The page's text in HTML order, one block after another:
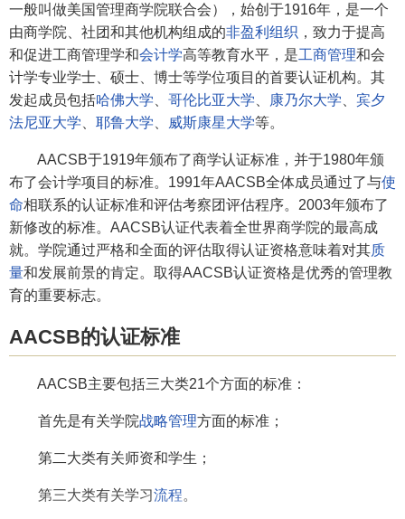
一般叫做美国管理商学院联合会），始创于1916年，是一个
由商学院、社团和其他机构组成的非盈利组织 ，致力于提高
和促进工商管理学和会计学高等教育水平，是工商管理和会
计学专业学士、硕士、博士等学位项目的首要认证机构。其
发起成员包括哈佛大学 哥伦比亚大学 康乃尔大学
宾夕
法尼亚大学
耶鲁大学 威斯康星大学等。
AACSB于1919年颁布了商学认证标准，并于1980年颁
布了会计学项目的标准。1991年AACSB全体成员通过了与使
命相联系的认证标准和评估考察团评估程序。2003年颁布了
新修改的标准。AACSB认证代表着全世界商学院的最高成
就。学院通过严格和全面的评估取得认证资格意味着对其质
量和发展前景的肯定。取得AACSB认证资格是优秀的管理教
育的重要标志。
AACSB的认证标准
AACSB主要包括三大类21个方面的标准：
首先是有关学院战略管理方面的标准；
第二大类有关师资和学生；
第三大类有关学习流程。